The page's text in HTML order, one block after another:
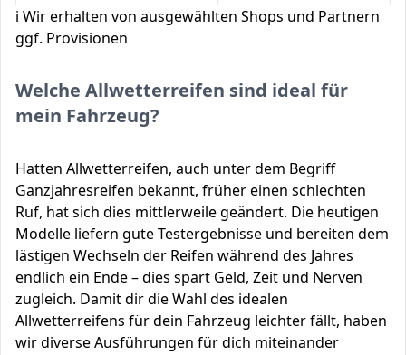
ℹ️ Wir erhalten von ausgewählten Shops und Partnern
ggf. Provisionen
Welche Allwetterreifen sind ideal für
mein Fahrzeug?
Hatten Allwetterreifen, auch unter dem Begriff
Ganzjahresreifen bekannt, früher einen schlechten
Ruf, hat sich dies mittlerweile geändert. Die heutigen
Modelle liefern gute Testergebnisse und bereiten dem
lästigen Wechseln der Reifen während des Jahres
endlich ein Ende – dies spart Geld, Zeit und Nerven
zugleich. Damit dir die Wahl des idealen
Allwetterreifens für dein Fahrzeug leichter fällt, haben
wir diverse Ausführungen für dich miteinander